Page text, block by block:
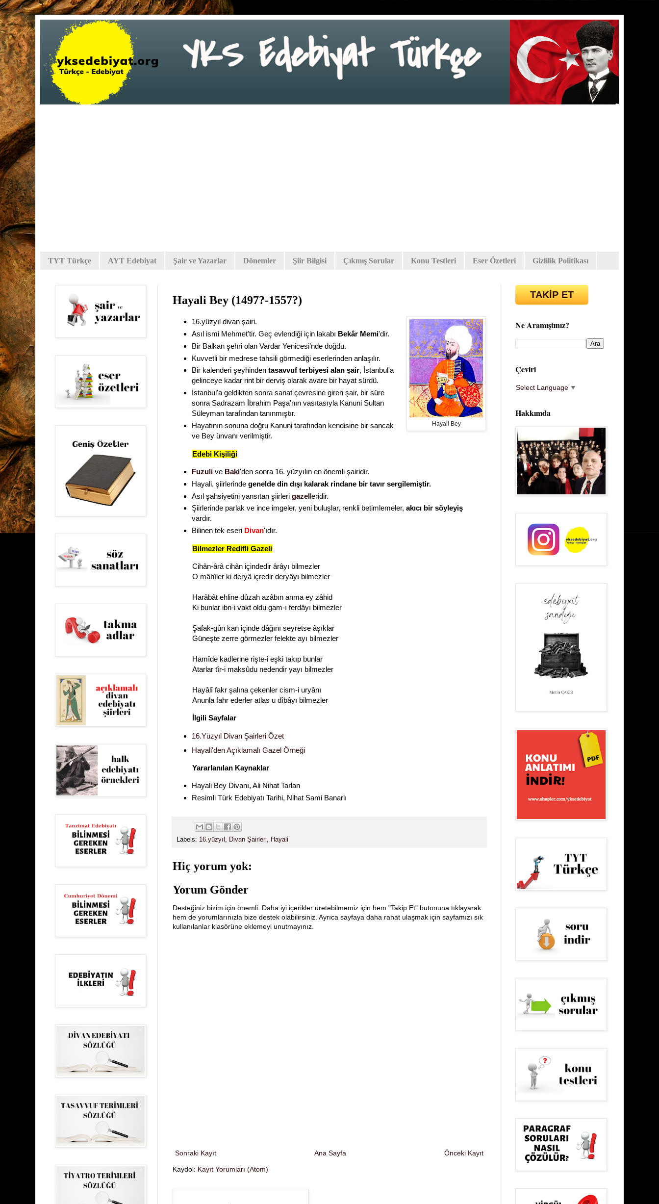
TYT Türkçe AYT Edebiyat Şair ve Yazarlar Dönemler Şiir Bilgisi Çıkmış Sorular Konu Testleri Eser Özetleri Gizlilik Politikası
Hayali Bey (1497?-1557?)
Hayali Bey
16.yüzyıl divan şairi.
Asıl ismi Mehmet'tir. Geç evlendiği için lakabı Bekâr Memi'dir.
Bir Balkan şehri olan Vardar Yenicesi’nde doğdu.
Kuvvetli bir medrese tahsili görmediği eserlerinden anlaşılır.
Bir kalenderi şeyhinden tasavvuf terbiyesi alan şair, İstanbul'a
gelinceye kadar rint bir derviş olarak avare bir hayat sürdü.
İstanbul'a geldikten sonra sanat çevresine giren şair, bir süre
sonra Sadrazam İbrahim Paşa'nın vasıtasıyla Kanuni Sultan
Süleyman tarafından tanınmıştır.
Hayatının sonuna doğru Kanuni tarafından kendisine bir sancak
ve Bey ünvanı verilmiştir.
Edebi Kişiliği
Fuzuli ve Baki'den sonra 16. yüzyılın en önemli şairidir.
Hayali, şiirlerinde genelde din dışı kalarak rindane bir tavır sergilemiştir.
Asıl şahsiyetini yansıtan şiirleri gazelleridir.
Şiirlerinde parlak ve ince imgeler, yeni buluşlar, renkli betimlemeler, akıcı bir söyleyiş
vardır.
Bilinen tek eseri Divan'ıdır.
Bilmezler Redifli Gazeli
Cihân-ârâ cihân içindedir ârâyı bilmezler
O mâhîler ki deryâ içredir deryâyı bilmezler
Harâbât ehline dûzah azâbın anma ey zâhid
Ki bunlar ibn-i vakt oldu gam-ı ferdâyı bilmezler
Şafak-gûn kan içinde dâğını seyretse âşıklar
Güneşte zerre görmezler felekte ayı bilmezler
Hamîde kadlerine rişte-i eşki takıp bunlar
Atarlar tîr-i maksûdu nedendir yayı bilmezler
Hayâlî fakr şalına çekenler cism-i uryânı
Anunla fahr ederler atlas u dîbâyı bilmezler
İlgili Sayfalar
16.Yüzyıl Divan Şairleri Özet
Hayali'den Açıklamalı Gazel Örneği
Yararlanılan Kaynaklar
Hayali Bey Divanı, Ali Nihat Tarlan
Resimli Türk Edebiyatı Tarihi, Nihat Sami Banarlı
Labels: 16.yüzyıl , Divan Şairleri, Hayali
Hiç yorum yok:
Yorum Gönder
Desteğiniz bizim için önemli. Daha iyi içerikler üretebilmemiz için hem "Takip Et" butonuna tıklayarak
hem de yorumlarınızla bize destek olabilirsiniz. Ayrıca sayfaya daha rahat ulaşmak için sayfamızı sık
kullanılanlar klasörüne eklemeyi unutmayınız.
Sonraki Kayıt Önceki Kayıt
Ana Sayfa
Kaydol: Kayıt Yorumları (Atom)
TAKİP ET
Ne Aramıştınız?
Çeviri
Select Language ▼
Hakkımda